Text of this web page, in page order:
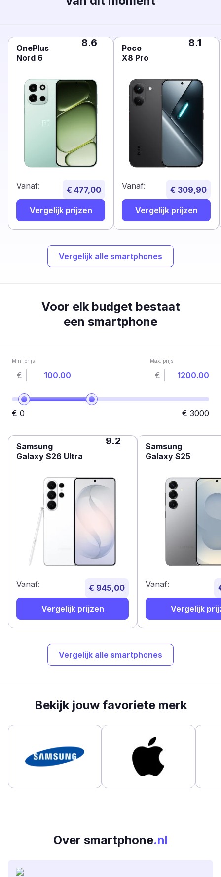
OnePlus
Nord 6
8.6
Vanaf: € 477,00
Vergelijk prijzen
Poco
X8 Pro
8.1
Vanaf: € 309,90
Vergelijk prijzen
Vergelijk alle smartphones
Voor elk budget bestaat
een smartphone
Min. prijs
€
Max. prijs
€
€ 0 € 3000
Samsung
Galaxy S26 Ultra
9.2
Vanaf: € 945,00
Vergelijk prijzen
Samsung
Galaxy S25
Vanaf:
Vergelijk
Vergelijk alle smartphones
Bekijk jouw favoriete merk
Over smartphone.nl